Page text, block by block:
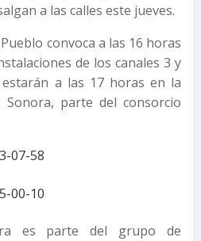
a las calles este jueves.
convoca a las 16 horas
de los canales 3 y
a las 17 horas en la
parte del consorcio
es parte del grupo de